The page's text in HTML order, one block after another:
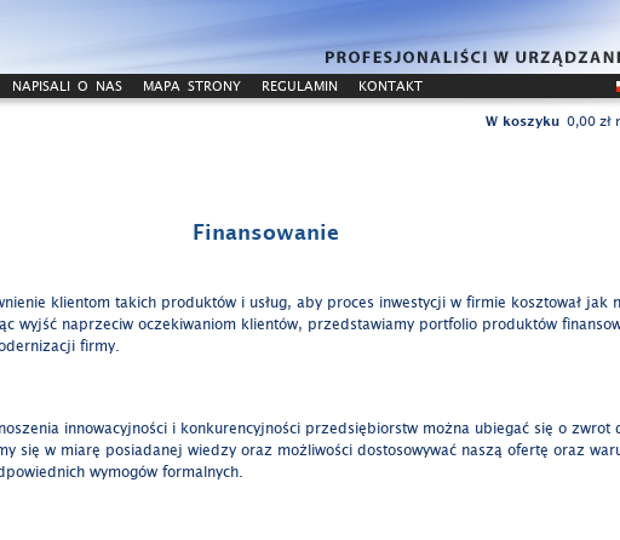
NAPISALI O NAS MAPA STRONY REGULAMIN KONTAKT
W koszyku 0,00 zł
Finansowanie
klientom takich produktów i usług, aby proces inwestycji w firmie kosztował jak
wyjść naprzeciw oczekiwaniom klientów, przedstawiamy portfolio produktów
firmy.
innowacyjności i konkurencyjności przedsiębiorstw można ubiegać się o zwrot
się w miarę posiadanej wiedzy oraz możliwości dostosowywać naszą ofertę oraz
wymogów formalnych.